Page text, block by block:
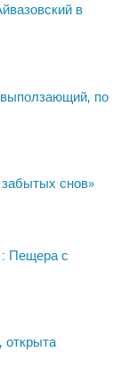
в
по
снов»
: Пещера с
открыта